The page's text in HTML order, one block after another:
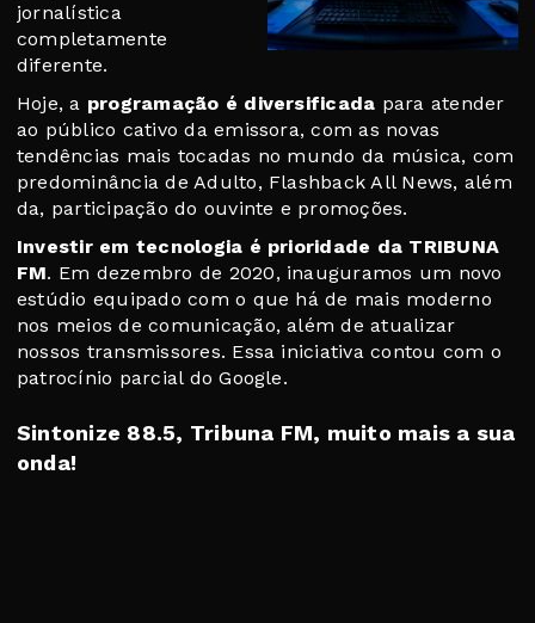
jornalística
completamente
diferente.
Hoje, a programação é diversificada para atender
ao público cativo da emissora, com as novas
tendências mais tocadas no mundo da música, com
predominância de Adulto, Flashback All News, além
da, participação do ouvinte e promoções.
Investir em tecnologia é prioridade da TRIBUNA
FM. Em dezembro de 2020, inauguramos um novo
estúdio equipado com o que há de mais moderno
nos meios de comunicação, além de atualizar
nossos transmissores. Essa iniciativa contou com o
patrocínio parcial do Google.
Sintonize 88.5, Tribuna FM, muito mais a sua
onda!